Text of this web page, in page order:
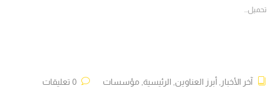
تحميل...
آخر الأخبار , أبرز العناوين, الرئيسية, مؤسسات